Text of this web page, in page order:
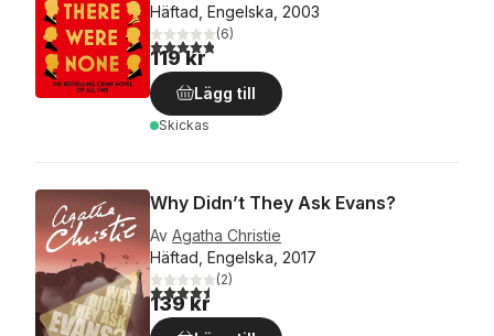
Häftad, Engelska, 2003
4,8utav 5 stjärnor. Totalt antal röster:
(6)
119 kr
Lägg till
Skickas
Why Didn’t They Ask Evans?
Av Agatha Christie
Häftad, Engelska, 2017
4,5utav 5 stjärnor. Totalt antal röster:
(2)
139 kr